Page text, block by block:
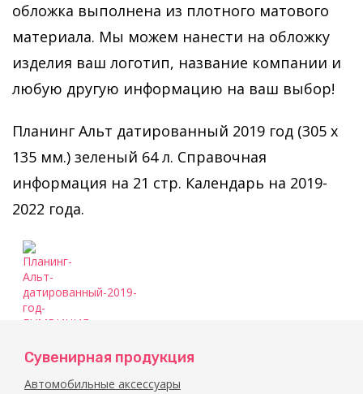
обложка выполнена из плотного матового
материала. Мы можем нанести на обложку
изделия ваш логотип, название компании и
любую другую информацию на ваш выбор!
Планинг Альт датированный 2019 год (305 х
135 мм.) зеленый 64 л. Справочная
информация на 21 стр. Календарь на 2019-
2022 года.
Планинг-
Альт-
Сувенирная продукция
Автомобильные аксессуары